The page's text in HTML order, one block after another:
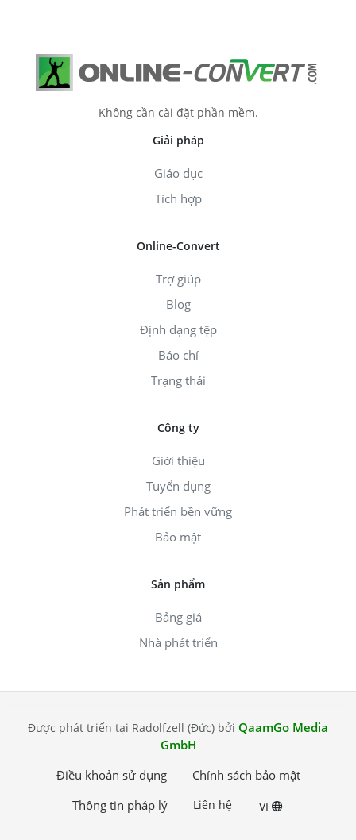
Không cần cài đặt phần mềm.
Giải pháp
Giáo dục
Tích hợp
Online-Convert
Trợ giúp
Blog
Định dạng tệp
Báo chí
Trạng thái
Công ty
Giới thiệu
Tuyển dụng
Phát triển bền vững
Bảo mật
Sản phẩm
Bảng giá
Nhà phát triển
Được phát triển tại Radolfzell (Đức) bởi QaamGo Media
GmbH
Điều khoản sử dụng
Chính sách bảo mật
Thông tin pháp lý
Liên hệ VI